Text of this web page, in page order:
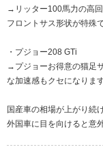
→リッター100馬力の高
フロントサス形状が特殊
・プジョー208 GTi
→プジョーお得意の猫足
な加速感もクセになります
国産車の相場が上がり続
外国車に目を向けると意